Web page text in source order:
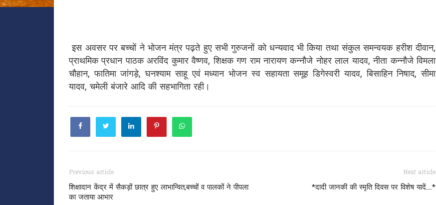
इस अवसर पर बच्चों ने भोजन मंत्र पढ़ते हुए सभी गुरुजनों को धन्यवाद भी किया तथा संकुल समन्वयक हरीश दीवान,
प्राथमिक प्रधान पाठक अरविंद कुमार वैष्णव, शिक्षक गण राम नारायण कन्नौजे नोहर लाल यादव, नीता कन्नौजे विमला
चौहान, फातिमा जांगड़े, घनश्याम साहू एवं मध्यान भोजन स्व सहायता समूह डिगेस्वरी यादव, बिसाहिन निषाद, सीमा
यादव, चमेली बंजारे आदि की सहभागिता रही।
Previous article
शिक्षादान केंद्र में सैकड़ों छात्र हुए लाभान्वित,बच्चों व पालकों ने पीपला
का जताया आभार
Next article
*दादी जानकी की स्मृति दिवस पर विशेष यादें....*